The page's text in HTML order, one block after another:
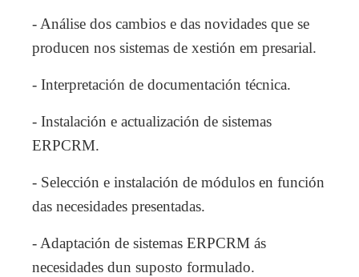
- Análise dos cambios e das novidades que se
producen nos sistemas de xestión em presarial.
- Interpretación de documentación técnica.
- Instalación e actualización de sistemas
ERPCRM.
- Selección e instalación de módulos en función
das necesidades presentadas.
- Adaptación de sistemas ERPCRM ás
necesidades dun suposto formulado.